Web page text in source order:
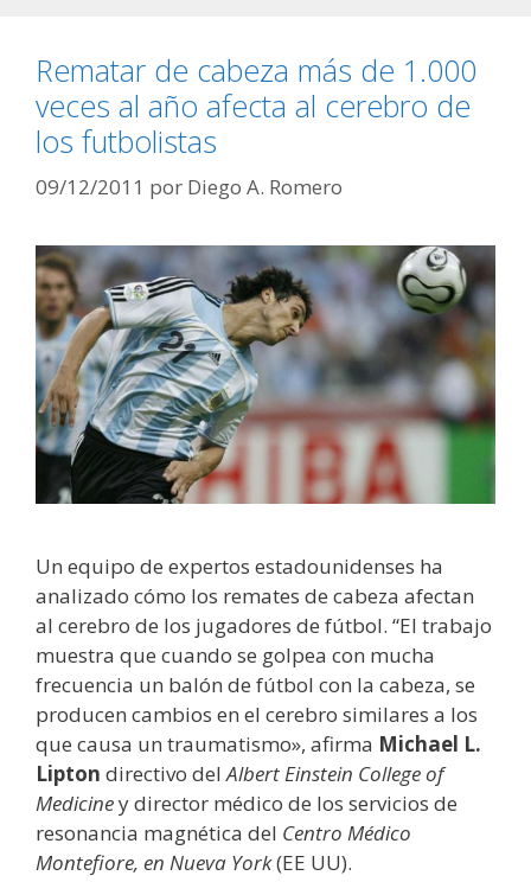
Rematar de cabeza más de 1.000
veces al año afecta al cerebro de
los futbolistas
09/12/2011 por Diego A. Romero
Un equipo de expertos estadounidenses ha
analizado cómo los remates de cabeza afectan
al cerebro de los jugadores de fútbol. “El trabajo
muestra que cuando se golpea con mucha
frecuencia un balón de fútbol con la cabeza, se
producen cambios en el cerebro similares a los
que causa un traumatismo», afirma Michael L.
Lipton directivo delAlbert Einstein College of
Mediciney director médico de los servicios de
resonancia magnética del Centro Médico
Montefiore, en Nueva York(EE UU).